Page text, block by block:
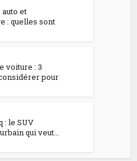
et
: quelles sont
voiture : 3
pour
: le SUV
qui veut...